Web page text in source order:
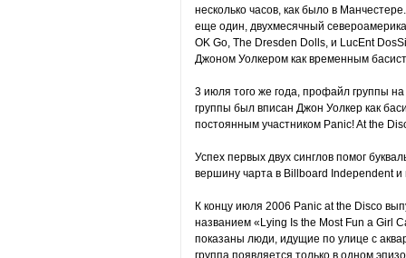
несколько часов, как было в
еще один, двухмесячный
OK Go, The Dresden Dolls, и LucEnt
Джоном Уолкером как временным
3 июля того же года, профайл группы
группы был вписан Джон Уолкер как
постоянным участником Panic! At the
Успех первых двух синглов помог
вершину чарта в Billboard Independent
К концу июля 2006 Panic at the Disco
названием «Lying Is the Most Fun a Girl
показаны люди, идущие по улице с
группа появляется только в одном